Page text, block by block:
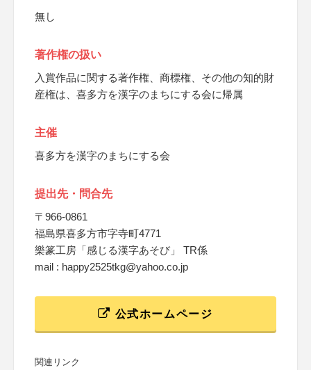
無し
著作権の扱い
入賞作品に関する著作権、商標権、その他の知的財
産権は、喜多方を漢字のまちにする会に帰属
主催
喜多方を漢字のまちにする会
提出先・問合先
〒966-0861
福島県喜多方市字寺町4771
樂篆工房「感じる漢字あそび」 TR係
mail : happy2525tkg@yahoo.co.jp
公式ホームページ
関連リンク